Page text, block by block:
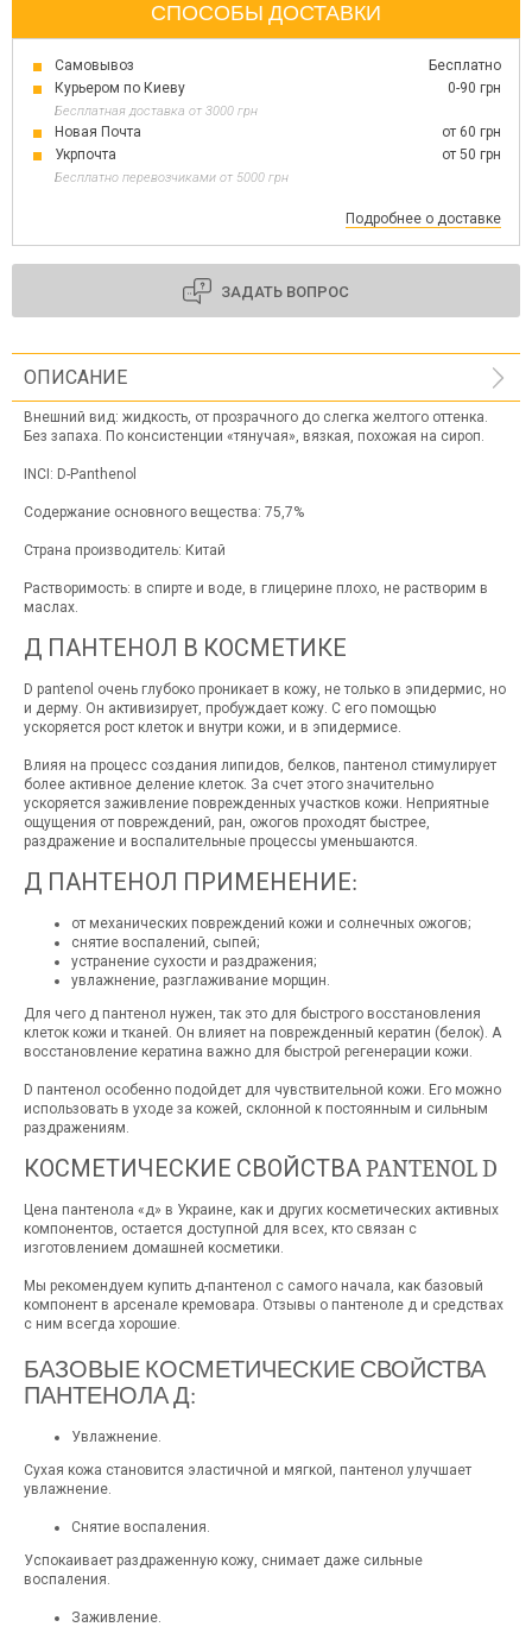
СПОСОБЫ ДОСТАВКИ
Самовывоз
Бесплатно
Курьером по Киеву
0-90 грн
Бесплатная доставка от 3000 грн
Новая Почта
от 60 грн
Укрпочта
от 50 грн
Бесплатно перевозчиками от 5000 грн
Подробнее о доставке
ЗАДАТЬ ВОПРОС
ОПИСАНИЕ
Внешний вид: жидкость, от прозрачного до слегка желтого оттенка.
Без запаха. По консистенции «тянучая», вязкая, похожая на сироп.
INCI: D-Panthenol
Содержание основного вещества: 75,7%
Страна производитель: Китай
Растворимость: в спирте и воде, в глицерине плохо, не растворим в
маслах.
Д ПАНТЕНОЛ В КОСМЕТИКЕ
D pantenol очень глубоко проникает в кожу, не только в эпидермис, но
и дерму. Он активизирует, пробуждает кожу. С его помощью
ускоряется рост клеток и внутри кожи, и в эпидермисе.
Влияя на процесс создания липидов, белков, пантенол стимулирует
более активное деление клеток. За счет этого значительно
ускоряется заживление поврежденных участков кожи. Неприятные
ощущения от повреждений, ран, ожогов проходят быстрее,
раздражение и воспалительные процессы уменьшаются.
Д ПАНТЕНОЛ ПРИМЕНЕНИЕ:
от механических повреждений кожи и солнечных ожогов;
снятие воспалений, сыпей;
устранение сухости и раздражения;
увлажнение, разглаживание морщин.
Для чего д пантенол нужен, так это для быстрого восстановления
клеток кожи и тканей. Он влияет на поврежденный кератин (белок). А
восстановление кератина важно для быстрой регенерации кожи.
D пантенол особенно подойдет для чувствительной кожи. Его можно
использовать в уходе за кожей, склонной к постоянным и сильным
раздражениям.
КОСМЕТИЧЕСКИЕ СВОЙСТВА PANTENOL D
Цена пантенола «д» в Украине, как и других косметических активных
компонентов, остается доступной для всех, кто связан с
изготовлением домашней косметики.
Мы рекомендуем купить д-пантенол с самого начала, как базовый
компонент в арсенале кремовара. Отзывы о пантеноле д и средствах
с ним всегда хорошие.
БАЗОВЫЕ КОСМЕТИЧЕСКИЕ СВОЙСТВА
ПАНТЕНОЛА Д:
Увлажнение.
Сухая кожа становится эластичной и мягкой, пантенол улучшает
увлажнение.
Снятие воспаления.
Успокаивает раздраженную кожу, снимает даже сильные
воспаления.
Заживление.